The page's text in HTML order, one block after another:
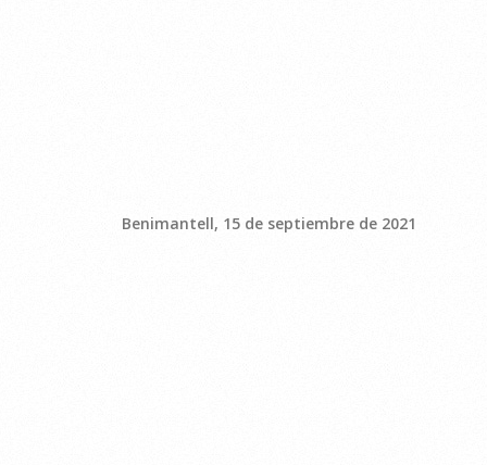
Benimantell, 15 de septiembre de 2021